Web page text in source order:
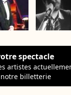
spectacle
artistes
billetterie